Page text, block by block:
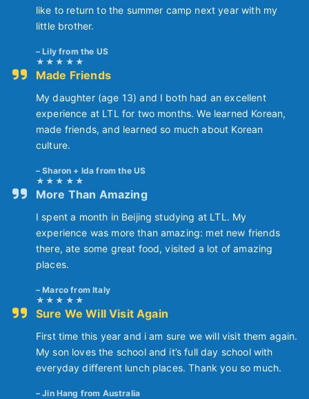
like to return to the summer camp next year with my
little brother.
Lily from the US
Made Friends
My daughter (age 13) and I both had an excellent
experience at LTL for two months. We learned Korean,
made friends, and learned so much about Korean
culture.
Sharon + Ida from the US
More Than Amazing
I spent a month in Beijing studying at LTL. My
experience was more than amazing: met new friends
there, ate some great food, visited a lot of amazing
places.
Marco from Italy
Sure We Will Visit Again
First time this year and i am sure we will visit them again.
My son loves the school and it’s full day school with
everyday different lunch places. Thank you so much.
Jin Hang from Australia